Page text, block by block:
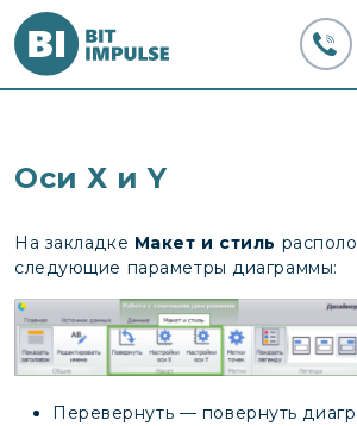
Оси Х и Y
На закладке Макет и стиль
следующие параметры диаграммы:
Перевернуть — повернуть